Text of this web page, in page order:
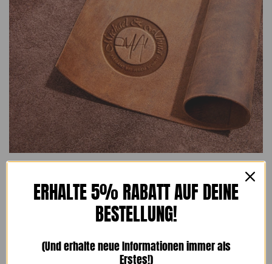
Echte Schuhmacherkunst
entstehen unsere Schuhe in sorgfältiger Handarbeit.
Unsere Galerie zeigt Momente des Handwerks, das
ERHALTE 5% RABATT AUF DEINE
BESTELLUNG!
(Und erhalte neue Informationen immer als
Erstes!)